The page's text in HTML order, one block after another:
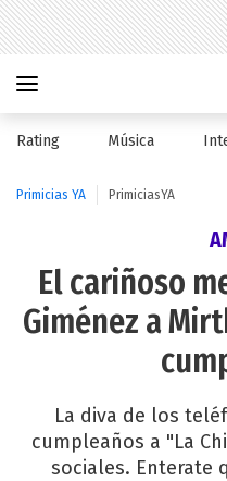
Rating Música
Primicias YA PrimiciasYA
El cariñoso
Giménez a
La diva de los
cumpleaños a "La
sociales. Enterate